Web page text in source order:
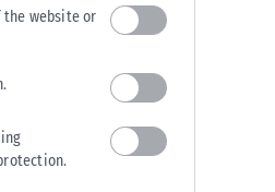
website or